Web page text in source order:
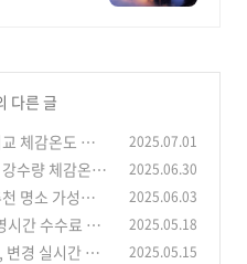
다른 글
체감온도 우기
2025.07.01
수량 체감온도
2025.06.30
명소 가성비
2025.06.03
시간 수수료 환
2025.05.18
변경 실시간 앱
2025.05.15